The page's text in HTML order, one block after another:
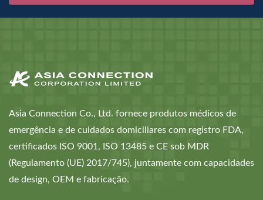
Asia Connection Co., Ltd. fornece produtos médicos de
emergência e de cuidados domiciliares com registro FDA,
certificados ISO 9001, ISO 13485 e CE sob MDR
(Regulamento (UE) 2017/745), juntamente com capacidades
de design, OEM e fabricação.